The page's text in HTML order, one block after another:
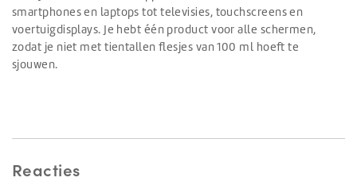
smartphones en laptops tot televisies, touchscreens en
voertuigdisplays. Je hebt één product voor alle schermen,
zodat je niet met tientallen flesjes van 100 ml hoeft te
sjouwen.
Reacties